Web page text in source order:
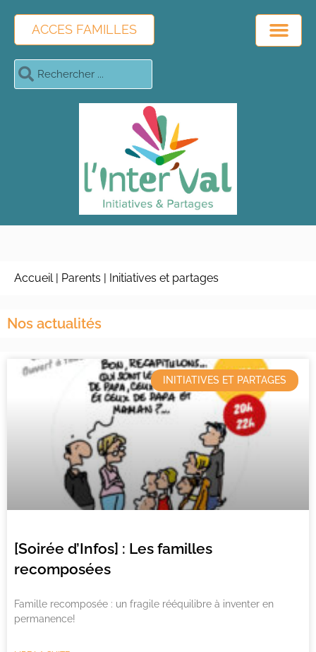
ACCES FAMILLES
Accueil| Parents | Initiatives et partages
Nos actualités
INITIATIVES ET PARTAGES
[Soirée d’Infos] : Les familles
recomposées
Famille recomposée : un fragile rééquilibre à inventer en
permanence!